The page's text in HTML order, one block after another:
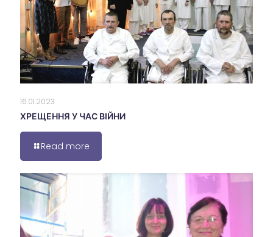
16.01.2023
ХРЕЩЕННЯ У ЧАС ВІЙНИ
Read more